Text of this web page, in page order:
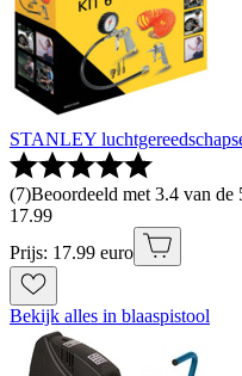
STANLEY
(7)Beoordeeld met 3.4 van de
17.99
Prijs: 17.99 euro
Bekijk alles in blaaspistool